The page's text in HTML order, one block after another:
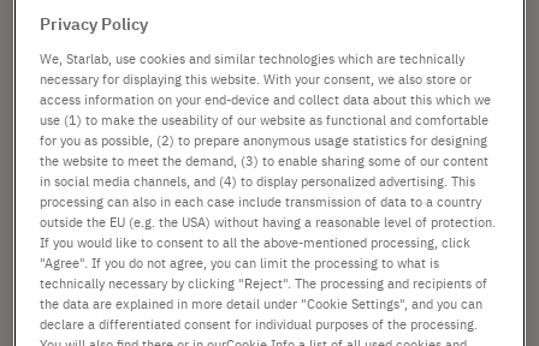
dal 206,04 €
Configurare
Privacy Policy
We, Starlab, use cookies and similar technologies which are technically
necessary for displaying this website. With your consent, we also store or
access information on your end-device and collect data about this which we
use (1) to make the useability of our website as functional and comfortable
for you as possible, (2) to prepare anonymous usage statistics for designing
the website to meet the demand, (3) to enable sharing some of our content
in social media channels, and (4) to display personalized advertising. This
processing can also in each case include transmission of data to a country
outside the EU (e.g. the USA) without having a reasonable level of protection.
If you would like to consent to all the above-mentioned processing, click
"Agree". If you do not agree, you can limit the processing to what is
technically necessary by clicking "Reject". The processing and recipients of
the data are explained in more detail under "Cookie Settings", and you can
declare a differentiated consent for individual purposes of the processing.